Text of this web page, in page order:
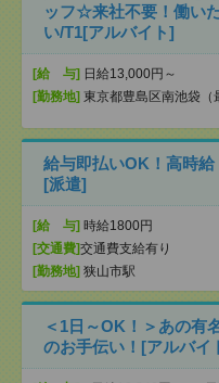
ッフ☆来社不要！働い
い/T1[アルバイト]
[給 与] 日給13,000円～
[勤務地] 東京都豊島区南池袋（
給与即払いOK！高時
[派遣]
[給 与] 時給1800円
[交通費]交通費支給有り
[勤務地] 狭山市駅
＜1日～OK！＞あの有
のお手伝い！[アルバイ